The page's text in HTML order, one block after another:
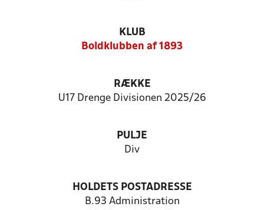
KLUB
Boldklubben af 1893
RÆKKE
U17 Drenge Divisionen 2025/26
PULJE
Div
HOLDETS POSTADRESSE
B.93 Administration